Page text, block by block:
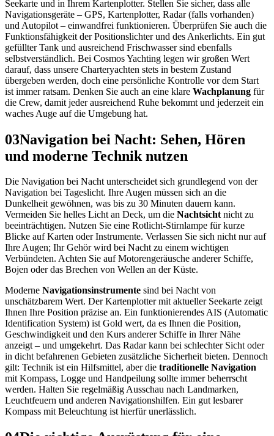
Seekarte und in Ihrem Kartenplotter. Stellen Sie sicher, dass alle
Navigationsgeräte – GPS, Kartenplotter, Radar (falls vorhanden)
und Autopilot – einwandfrei funktionieren. Überprüfen Sie auch die
Funktionsfähigkeit der Positionslichter und des Ankerlichts. Ein gut
gefüllter Tank und ausreichend Frischwasser sind ebenfalls
selbstverständlich. Bei Cosmos Yachting legen wir großen Wert
darauf, dass unsere Charteryachten stets in bestem Zustand
übergeben werden, doch eine persönliche Kontrolle vor dem Start
ist immer ratsam. Denken Sie auch an eine klare Wachplanung für
die Crew, damit jeder ausreichend Ruhe bekommt und jederzeit ein
waches Auge auf die Umgebung hat.
03Navigation bei Nacht: Sehen, Hören
und moderne Technik nutzen
Die Navigation bei Nacht unterscheidet sich grundlegend von der
Navigation bei Tageslicht. Ihre Augen müssen sich an die
Dunkelheit gewöhnen, was bis zu 30 Minuten dauern kann.
Vermeiden Sie helles Licht an Deck, um die Nachtsichtnicht zu
beeinträchtigen. Nutzen Sie eine Rotlicht-Stirnlampe für kurze
Blicke auf Karten oder Instrumente. Verlassen Sie sich nicht nur auf
Ihre Augen; Ihr Gehör wird bei Nacht zu einem wichtigen
Verbündeten. Achten Sie auf Motorengeräusche anderer Schiffe,
Bojen oder das Brechen von Wellen an der Küste.
Moderne Navigationsinstrumente sind bei Nacht von
unschätzbarem Wert. Der Kartenplotter mit aktueller Seekarte zeigt
Ihnen Ihre Position präzise an. Ein funktionierendes AIS (Automatic
Identification System) ist Gold wert, da es Ihnen die Position,
Geschwindigkeit und den Kurs anderer Schiffe in Ihrer Nähe
anzeigt – und umgekehrt. Das Radar kann bei schlechter Sicht oder
in dicht befahrenen Gebieten zusätzliche Sicherheit bieten. Dennoch
gilt: Technik ist ein Hilfsmittel, aber die traditionelle Navigation
mit Kompass, Logge und Handpeilung sollte immer beherrscht
werden. Halten Sie regelmäßig Ausschau nach Landmarken,
Leuchtfeuern und anderen Navigationshilfen. Ein gut lesbarer
Kompass mit Beleuchtung ist hierfür unerlässlich.